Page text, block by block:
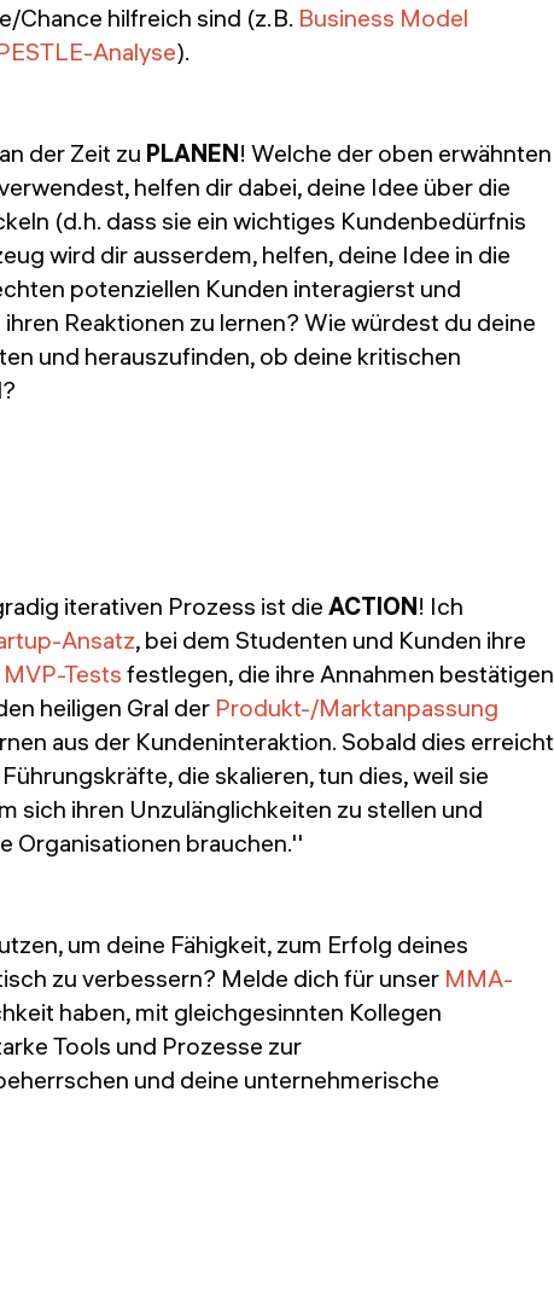
Chance hilfreich sind (z.B. Business Model
Analyse).
der Zeit zu PLANEN! Welche der oben erwähnten
helfen dir dabei, deine Idee über die
(d.h. dass sie ein wichtiges Kundenbedürfnis
wird dir ausserdem, helfen, deine Idee in die
potenziellen Kunden interagierst und
Reaktionen zu lernen? Wie würdest du deine
und herauszufinden, ob deine kritischen
iterativen Prozess ist die ACTION! Ich
Ansatz, bei dem Studenten und Kunden ihre
MVP-Tests festlegen, die ihre Annahmen bestätigen
heiligen Gral der Produkt-/Marktanpassung
aus der Kundeninteraktion. Sobald dies erreicht
die skalieren, tun dies, weil sie
sich ihren Unzulänglichkeiten zu stellen und
Organisationen brauchen.''
um deine Fähigkeit, zum Erfolg deines
zu verbessern? Melde dich für unser MMA-
haben, mit gleichgesinnten Kollegen
Tools und Prozesse zur
und deine unternehmerische